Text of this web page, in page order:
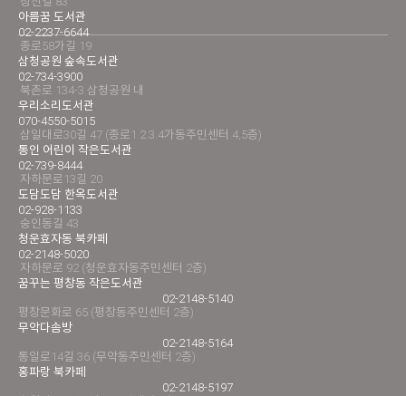
아름꿈 도서관
02-2237-6644
종로58가길 19
삼청공원 숲속도서관
02-734-3900
북촌로 134-3 삼청공원 내
우리소리도서관
070-4550-5015
삼일대로30길 47 (종로1.2.3.4가동주민센터 4,5층)
통인 어린이 작은도서관
02-739-8444
자하문로13길 20
도담도담 한옥도서관
02-928-1133
숭인동길 43
청운효자동 북카페
02-2148-5020
자하문로 92 (청운효자동주민센터 2층)
꿈꾸는 평창동 작은도서관
02-2148-5140
평창문화로 65 (평창동주민센터 2층)
무악다솜방
02-2148-5164
통일로14길 36 (무악동주민센터 2층)
홍파랑 북카페
02-2148-5197